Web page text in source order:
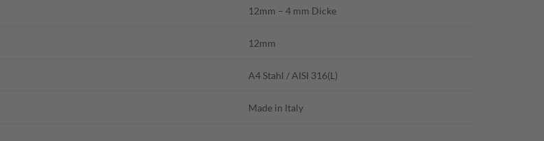
12mm – 4 mm Dicke
12mm
A4 Stahl / AISI 316(L)
Made in Italy